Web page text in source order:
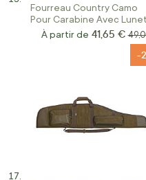
Fourreau Country Camo
Pour Carabine Avec
À partir de 41,65 € Prix
-